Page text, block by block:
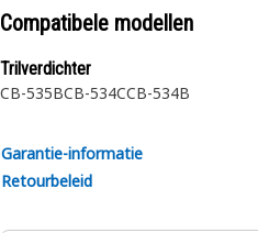
Compatibele modellen
Trilverdichter
CB-535BCB-534CCB-534B
Garantie-informatie
Retourbeleid